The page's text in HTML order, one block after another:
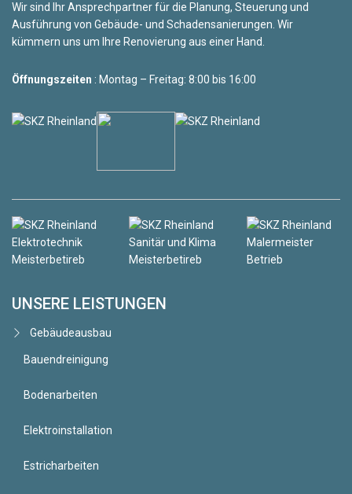
Wir sind Ihr Ansprechpartner für die Planung, Steuerung und
Ausführung von Gebäude- und Schadensanierungen. Wir
kümmern uns um Ihre Renovierung aus einer Hand.
Öffnungszeiten : Montag – Freitag: 8:00 bis 16:00
UNSERE LEISTUNGEN
Gebäudeausbau
Bauendreinigung
Bodenarbeiten
Elektroinstallation
Estricharbeiten